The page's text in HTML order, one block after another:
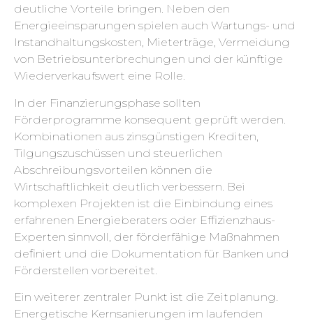
deutliche Vorteile bringen. Neben den
Energieeinsparungen spielen auch Wartungs- und
Instandhaltungskosten, Mieterträge, Vermeidung
von Betriebsunterbrechungen und der künftige
Wiederverkaufswert eine Rolle.
In der Finanzierungsphase sollten
Förderprogramme konsequent geprüft werden.
Kombinationen aus zinsgünstigen Krediten,
Tilgungszuschüssen und steuerlichen
Abschreibungsvorteilen können die
Wirtschaftlichkeit deutlich verbessern. Bei
komplexen Projekten ist die Einbindung eines
erfahrenen Energieberaters oder Effizienzhaus-
Experten sinnvoll, der förderfähige Maßnahmen
definiert und die Dokumentation für Banken und
Förderstellen vorbereitet.
Ein weiterer zentraler Punkt ist die Zeitplanung.
Energetische Kernsanierungen im laufenden